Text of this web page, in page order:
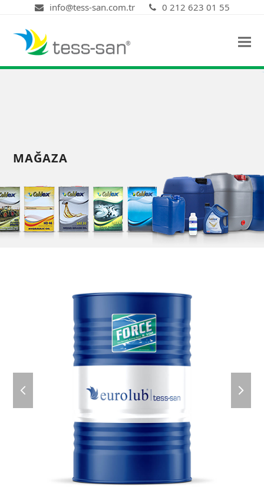
info@tess-san.com.tr 0 212 623 01 55
MAĞAZA
slide
slide